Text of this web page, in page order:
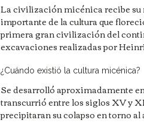
La civilización micénica recibe su
importante de la cultura que
primera gran civilización del
excavaciones realizadas por
¿Cuándo existió la cultura micénica?
Se desarrolló aproximadamente
transcurrió entre los siglos XV y
precipitaran su colapso en torno al